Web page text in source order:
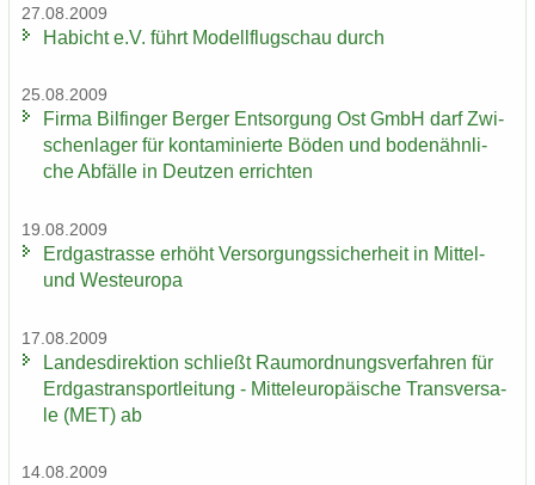
27.08.2009
Ha­bicht e.V. führt Mo­dell­flug­schau durch
25.08.2009
Firma Bil­fin­ger Ber­ger Ent­sor­gung Ost GmbH darf Zwi­
schen­la­ger für kon­ta­mi­nier­te Böden und bo­den­ähn­li­
che Ab­fäl­le in Deut­zen er­rich­ten
19.08.2009
Erd­gas­tras­se er­höht Ver­sor­gungs­si­cher­heit in Mittel-​
und West­eu­ro­pa
17.08.2009
Lan­des­di­rek­ti­on schließt Raum­ord­nungs­ver­fah­ren für
Erd­gas­trans­port­lei­tung - Mit­tel­eu­ro­päi­sche Trans­ver­sa­
le (MET) ab
14.08.2009